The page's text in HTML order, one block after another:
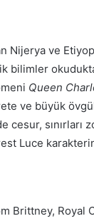
Nijerya ve
bilimler
Queen
ve büyük
sınırları
Luce
Brittney, Royal